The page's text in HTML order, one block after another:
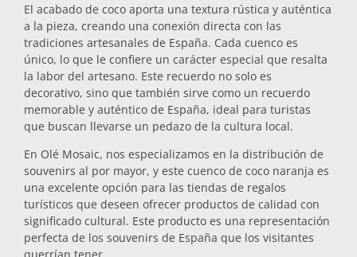
Vasos
Vasos de chupito
Souvenirs por ciudad
El acabado de coco aporta una textura rústica y auténtica
a la pieza, creando una conexión directa con las
tradiciones artesanales de España. Cada cuenco es
único, lo que le confiere un carácter especial que resalta
la labor del artesano. Este recuerdo no solo es
decorativo, sino que también sirve como un recuerdo
memorable y auténtico de España, ideal para turistas
que buscan llevarse un pedazo de la cultura local.
En Olé Mosaic, nos especializamos en la distribución de
souvenirs al por mayor, y este cuenco de coco naranja es
una excelente opción para las tiendas de regalos
turísticos que deseen ofrecer productos de calidad con
significado cultural. Este producto es una representación
perfecta de los souvenirs de España que los visitantes